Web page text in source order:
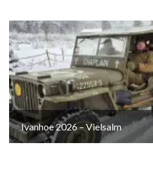
Ivanhoe 2026 – Vielsalm